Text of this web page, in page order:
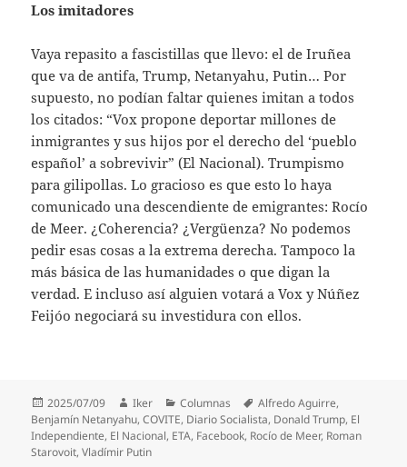
Los imitadores
Vaya repasito a fascistillas que llevo: el de Iruñea
que va de antifa, Trump, Netanyahu, Putin… Por
supuesto, no podían faltar quienes imitan a todos
los citados: “Vox propone deportar millones de
inmigrantes y sus hijos por el derecho del ‘pueblo
español’ a sobrevivir” (El Nacional). Trumpismo
para gilipollas. Lo gracioso es que esto lo haya
comunicado una descendiente de emigrantes: Rocío
de Meer. ¿Coherencia? ¿Vergüenza? No podemos
pedir esas cosas a la extrema derecha. Tampoco la
más básica de las humanidades o que digan la
verdad. E incluso así alguien votará a Vox y Núñez
Feijóo negociará su investidura con ellos.
Publicado
el
2025/07/09 Autor
Iker Categorías
Columnas Etiquetas
Alfredo Aguirre,
Benjamín Netanyahu,COVITE, Diario Socialista, Donald Trump, El
Independiente, El Nacional, ETA, Facebook, Rocío de Meer, Roman
Starovoit,Vladímir Putin